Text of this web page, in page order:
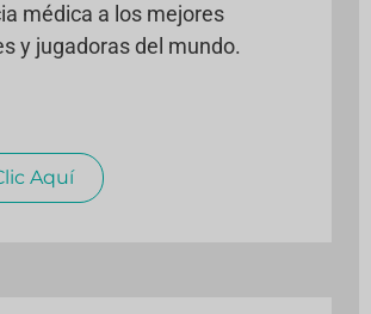
médica a los mejores
y jugadoras del mundo.
Aquí